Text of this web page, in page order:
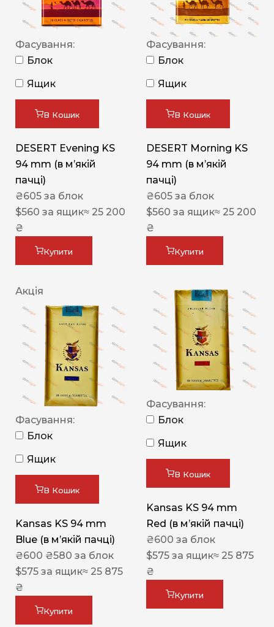
Фасування:
Блок
Ящик
В Кошик
DESERT Evening KS
94 mm (в мʼякій
пачці)
₴605 за блок
$560 за ящик≈ 25 200
₴
Купити
Фасування:
Блок
Ящик
В Кошик
DESERT Morning KS
94 mm (в мʼякій
пачці)
₴605 за блок
$560 за ящик≈ 25 200
₴
Купити
Акція
Фасування:
Блок
Ящик
В Кошик
Kansas KS 94 mm
Blue (в мʼякій пачці)
₴600 ₴580 за блок
$575 за ящик≈ 25 875
₴
Купити
Фасування:
Блок
Ящик
В Кошик
Kansas KS 94 mm
Red (в мʼякій пачці)
₴600 за блок
$575 за ящик≈ 25 875
₴
Купити